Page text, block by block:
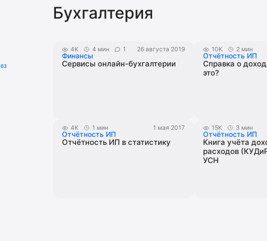
63
Бухгалтерия
4K 4 мин 1 26 августа 2019
Финансы
Сервисы онлайн-бухгалтерии
10K 2 мин
Отчётность ИП
Справка о
это?
4K 1 мин 1 мая 2017
Отчётность ИП
Отчётность ИП в статистику
15K 3 мин
Отчётность ИП
Книга учёта
расходов
УСН